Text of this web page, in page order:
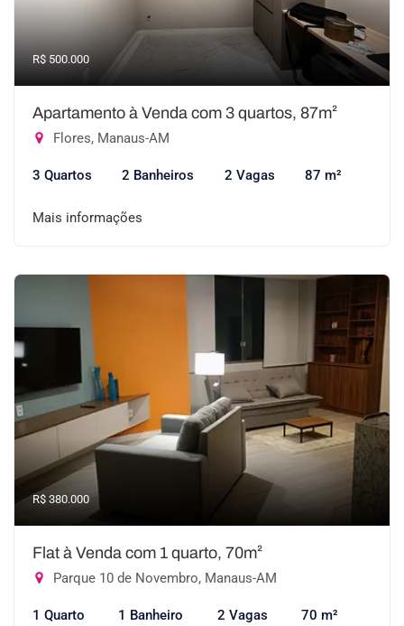
R$ 500.000
Apartamento à Venda com 3 quartos, 87m²
Flores, Manaus-AM
3 Quartos 2 Banheiros 2 Vagas 87 m²
Mais informações
R$ 380.000
Flat à Venda com 1 quarto, 70m²
Parque 10 de Novembro, Manaus-AM
1 Quarto 1 Banheiro 2 Vagas 70 m²